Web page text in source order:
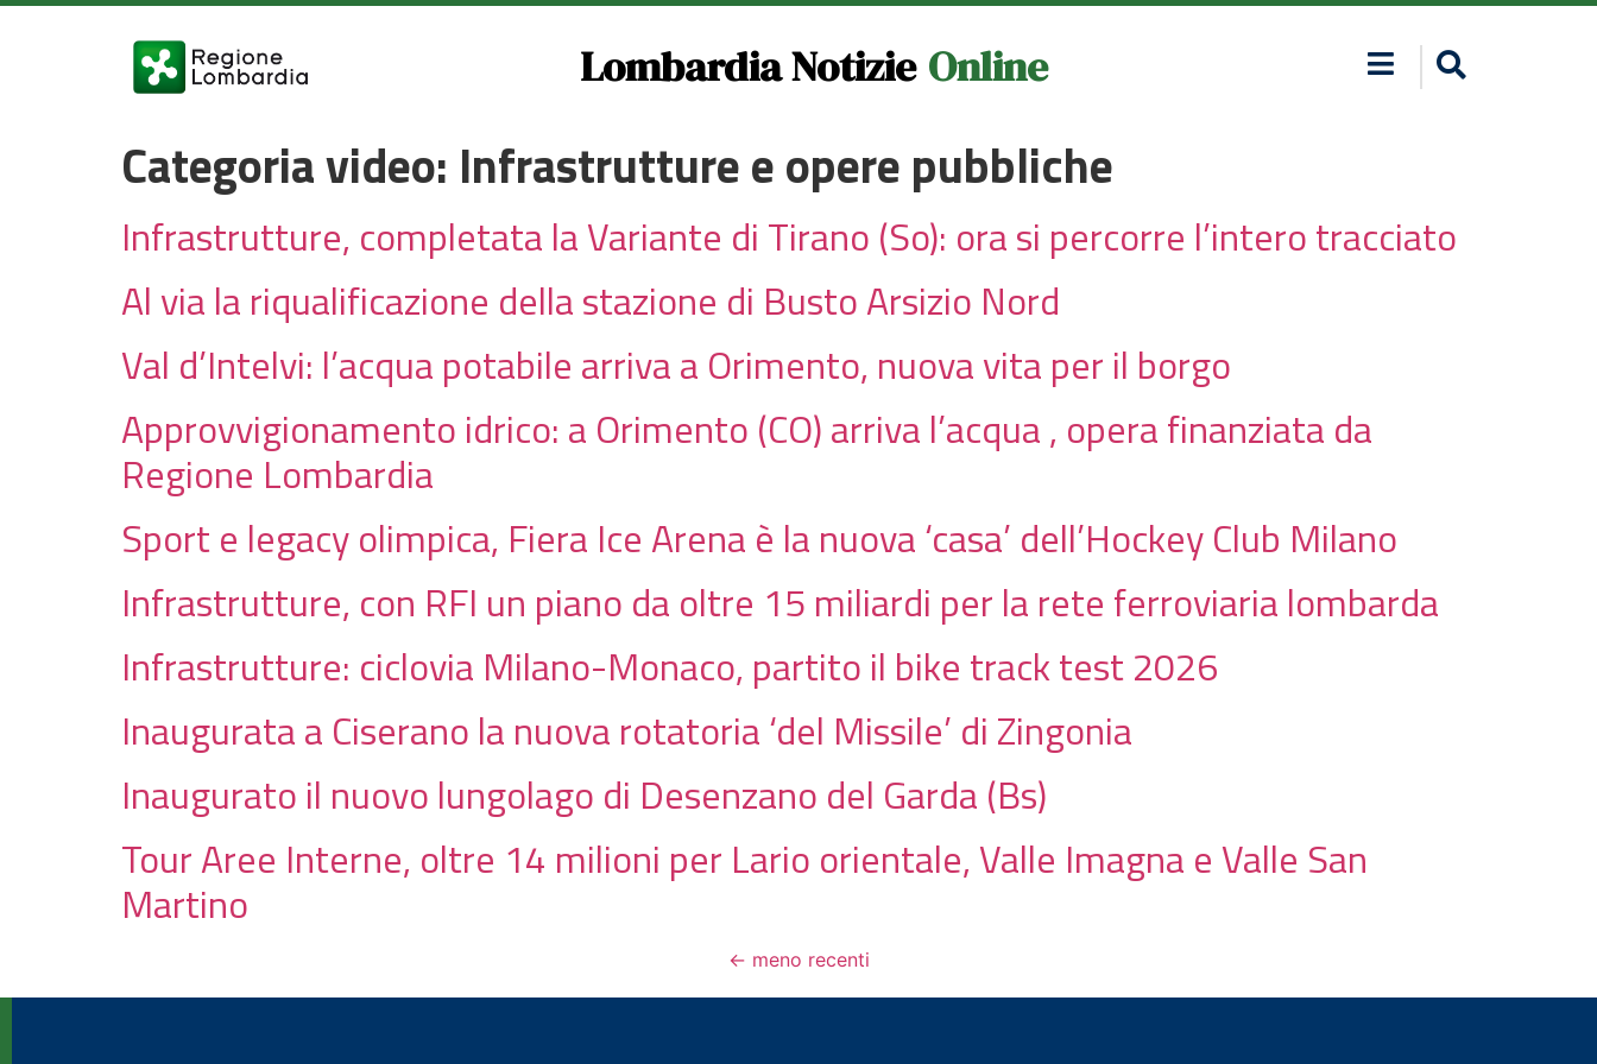
Lombardia Notizie Online
Categoria video: Infrastrutture e opere pubbliche
Infrastrutture, completata la Variante di Tirano (So): ora si percorre l’intero tracciato
Al via la riqualificazione della stazione di Busto Arsizio Nord
Val d’Intelvi: l’acqua potabile arriva a Orimento, nuova vita per il borgo
Approvvigionamento idrico: a Orimento (CO) arriva l’acqua , opera finanziata da
Regione Lombardia
Sport e legacy olimpica, Fiera Ice Arena è la nuova ‘casa’ dell’Hockey Club Milano
Infrastrutture, con RFI un piano da oltre 15 miliardi per la rete ferroviaria lombarda
Infrastrutture: ciclovia Milano-Monaco, partito il bike track test 2026
Inaugurata a Ciserano la nuova rotatoria ‘del Missile’ di Zingonia
Inaugurato il nuovo lungolago di Desenzano del Garda (Bs)
Tour Aree Interne, oltre 14 milioni per Lario orientale, Valle Imagna e Valle San
Martino
← meno recenti